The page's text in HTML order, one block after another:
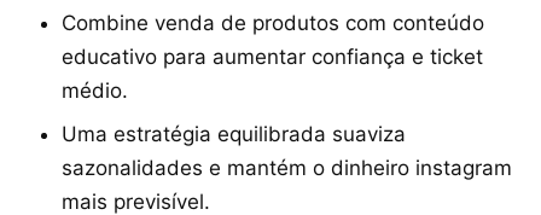
Combine venda de produtos com conteúdo
educativo para aumentar confiança e ticket
médio.
Uma estratégia equilibrada suaviza
sazonalidades e mantém o dinheiro instagram
mais previsível.